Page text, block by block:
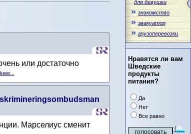
для девушки
знакомство
эвакуатор
грузоперевозки
Нравятся ли вам
Шведские
продукты
питания?
Да
Нет
Все равно
или достаточно
Марселиус сменит